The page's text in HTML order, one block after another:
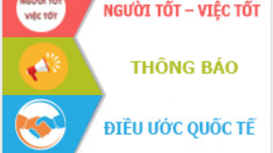
Họp báo thông tin về Hội nghị Công bố
Quy hoạch và Xúc tiến đầu tư tỉnh Đắk
Khơi thông điểm nghẽn, đẩy nhanh
giải ngân vốn khắc phục thiên tai
HĐND tỉnh thông qua điều chỉnh Quy
hoạch tỉnh thời kỳ 2021-2030
Hội thảo góp ý hồ sơ điều chỉnh quy
hoạch tỉnh Đắk Lắk thời kỳ 2021-2030,
tầm nhìn đến năm 2050
Nâng cao hiệu quả hoạt động của các